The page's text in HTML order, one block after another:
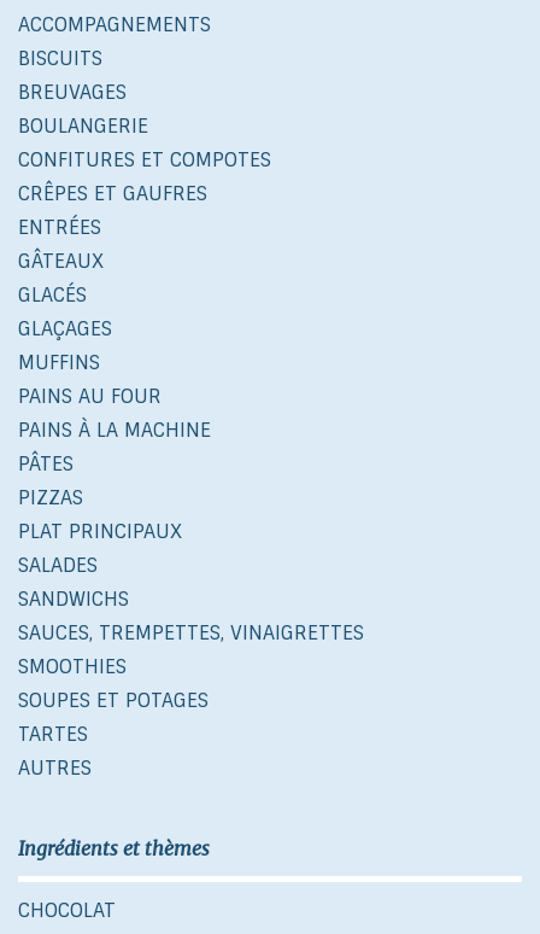
ACCOMPAGNEMENTS
BISCUITS
BREUVAGES
BOULANGERIE
CONFITURES ET COMPOTES
CRÊPES ET GAUFRES
ENTRÉES
GÂTEAUX
GLACÉS
GLAÇAGES
MUFFINS
PAINS AU FOUR
PAINS À LA MACHINE
PÂTES
PIZZAS
PLAT PRINCIPAUX
SALADES
SANDWICHS
SAUCES, TREMPETTES, VINAIGRETTES
SMOOTHIES
SOUPES ET POTAGES
TARTES
AUTRES
Ingrédients et thèmes
CHOCOLAT